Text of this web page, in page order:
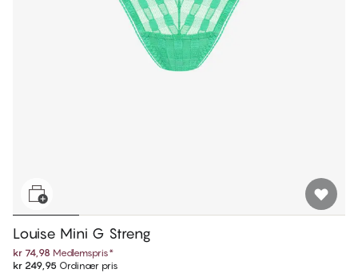
Louise Mini G Streng
kr 74,98 Medlemspris*
kr 249,95 Ordinær pris